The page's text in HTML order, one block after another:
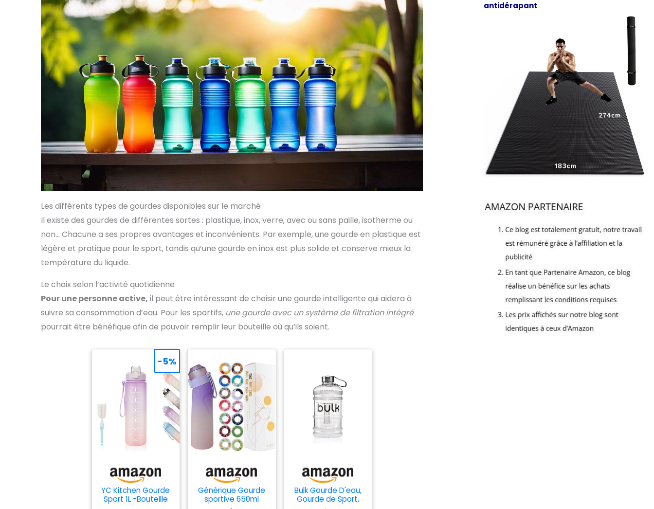
Les différents types de gourdes disponibles sur le marché
Il existe des gourdes de différentes sortes : plastique, inox, verre, avec ou sans paille, isotherme ou
non… Chacune a ses propres avantages et inconvénients. Par exemple, une gourde en plastique est
légère et pratique pour le sport, tandis qu’une gourde en inox est plus solide et conserve mieux la
température du liquide.
Le choix selon l’activité quotidienne
Pour une personne active, il peut être intéressant de choisir une gourde intelligente qui aidera à
suivre sa consommation d’eau. Pour les sportifs, une gourde avec un système de filtration intégré
pourrait être bénéfique afin de pouvoir remplir leur bouteille où qu’ils soient.
YC Kitchen Gourde
Sport 1L -Bouteille
-5%
Générique Gourde
sportive 650ml
Bulk Gourde D'eau,
Gourde de Sport,
antidérapant